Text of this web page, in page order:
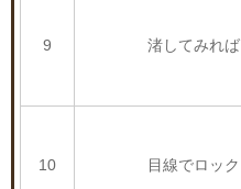
9 渚してみれば
10 目線でロック